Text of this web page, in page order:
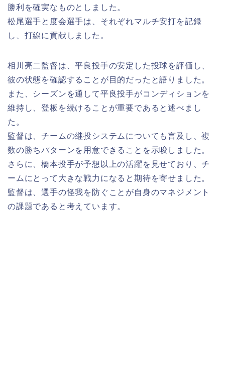
勝利を確実なものとしました。
松尾選手と度会選手は、それぞれマルチ安打を記録
し、打線に貢献しました。
相川亮二監督は、平良投手の安定した投球を評価し、
彼の状態を確認することが目的だったと語りました。
また、シーズンを通して平良投手がコンディションを
維持し、登板を続けることが重要であると述べまし
た。
監督は、チームの継投システムについても言及し、複
数の勝ちパターンを用意できることを示唆しました。
さらに、橋本投手が予想以上の活躍を見せており、チ
ームにとって大きな戦力になると期待を寄せました。
監督は、選手の怪我を防ぐことが自身のマネジメント
の課題であると考えています。